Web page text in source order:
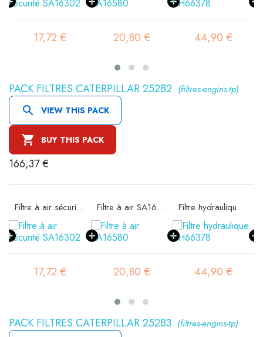
17,72 € 20,80 € 44,90 €
PACK FILTRES CATERPILLAR 252B2 (filtres-engins-tp)
 VIEW THIS PACK
 BUY THIS PACK
166,37 €
Filtre à air sécurité SA16302
17,72 €
Filtre à air SA16580
20,80 €
Filtre hydraulique SH66378
44,90 €
PACK FILTRES CATERPILLAR 252B3 (filtres-engins-tp)